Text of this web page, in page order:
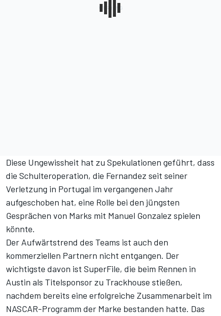
Diese Ungewissheit hat zu Spekulationen geführt, dass
die Schulteroperation, die Fernandez seit seiner
Verletzung in Portugal im vergangenen Jahr
aufgeschoben hat, eine Rolle bei den jüngsten
Gesprächen von Marks mit Manuel Gonzalez spielen
könnte.
Der Aufwärtstrend des Teams ist auch den
kommerziellen Partnern nicht entgangen. Der
wichtigste davon ist SuperFile, die beim Rennen in
Austin als Titelsponsor zu Trackhouse stießen,
nachdem bereits eine erfolgreiche Zusammenarbeit im
NASCAR-Programm der Marke bestanden hatte. Das